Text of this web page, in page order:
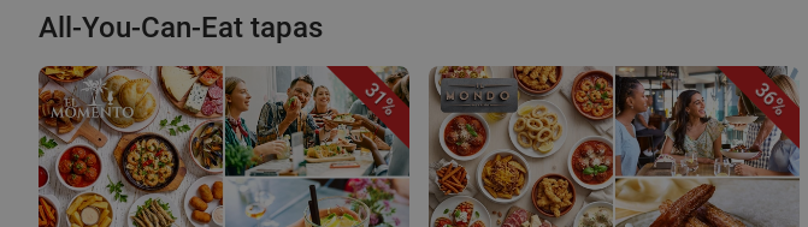
All-You-Can-Eat tapas
31% 36%